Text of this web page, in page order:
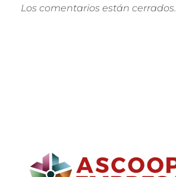
Los comentarios están cerrados.